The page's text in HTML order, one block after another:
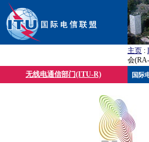
主页 :
会
无线电通信部门(ITU-R)
国际